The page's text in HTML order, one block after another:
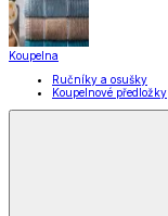
Koupelna
Ručníky a osušky
Koupelnové předložky